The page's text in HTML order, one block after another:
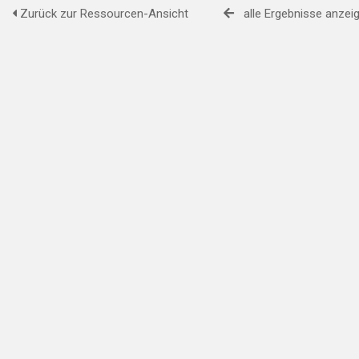
Zurück zur Ressourcen-Ansicht alle Ergebnisse